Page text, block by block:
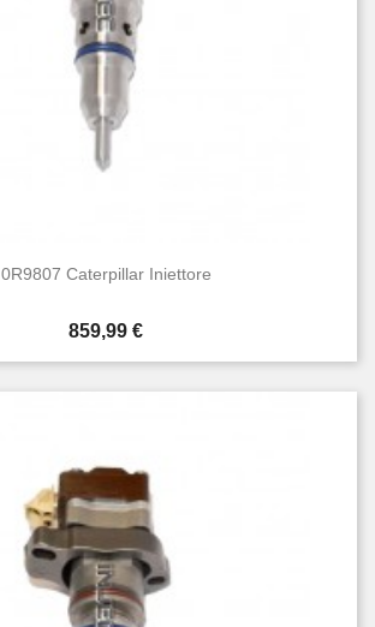
0R9807 Caterpillar Iniettore
Prezzo
859,99 €